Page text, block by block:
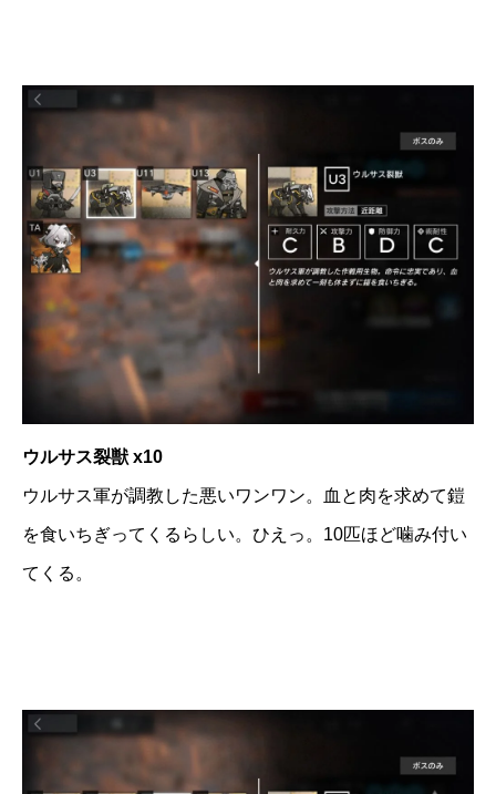
ウルサス裂獣 x10
ウルサス軍が調教した悪いワンワン。血と肉を求めて鎧
を食いちぎってくるらしい。ひえっ。10匹ほど噛み付い
てくる。